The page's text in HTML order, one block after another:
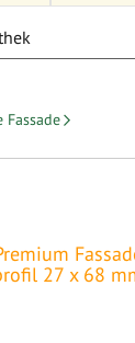
27 x 68